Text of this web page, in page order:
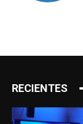
RECIENTES